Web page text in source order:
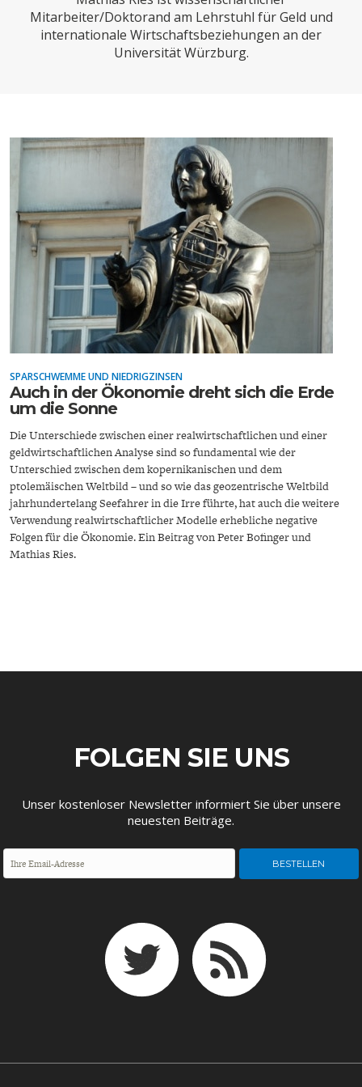
SUCHE
ABO/LOGIN
ECONOMISTS FOR FUTURE
INDUSTRIEPOLITIK
UNGLEICHHEIT UND
MACHT
DEUTSCHLAND
ENERGIE & UMWELT
EUROPA
Mitarbeiter/Doktorand am Lehrstuhl für Geld und
internationale Wirtschaftsbeziehungen an der
Universität Würzburg.
SPARSCHWEMME UND NIEDRIGZINSEN
Auch in der Ökonomie dreht sich die Erde
um die Sonne
Die Unterschiede zwischen einer realwirtschaftlichen und einer
geldwirtschaftlichen Analyse sind so fundamental wie der
Unterschied zwischen dem kopernikanischen und dem
ptolemäischen Weltbild – und so wie das geozentrische Weltbild
jahrhundertelang Seefahrer in die Irre führte, hat auch die weitere
Verwendung realwirtschaftlicher Modelle erhebliche negative
Folgen für die Ökonomie. Ein Beitrag von Peter Bofinger und
Mathias Ries.
FOLGEN SIE UNS
Unser kostenloser Newsletter informiert Sie über unsere
neuesten Beiträge.